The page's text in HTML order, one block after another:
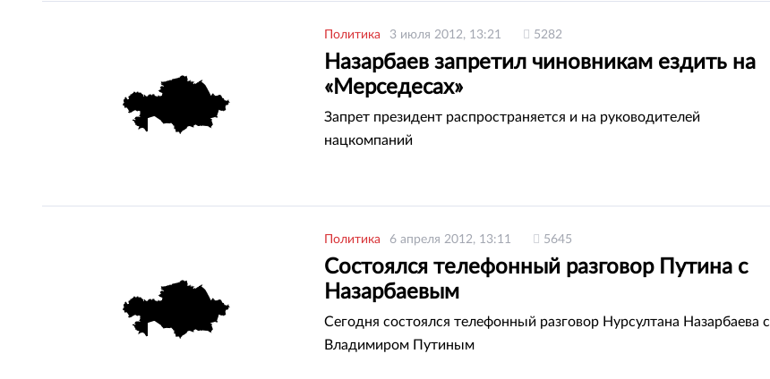
Политика 3 июля 2012, 13:21 5282
Назарбаев запретил чиновникам ездить на
«Мерседесах»
Запрет президент распространяется и на руководителей
нацкомпаний
Политика 6 апреля 2012, 13:11 5645
Состоялся телефонный разговор Путина с
Назарбаевым
Сегодня состоялся телефонный разговор Нурсултана Назарбаева с
Владимиром Путиным